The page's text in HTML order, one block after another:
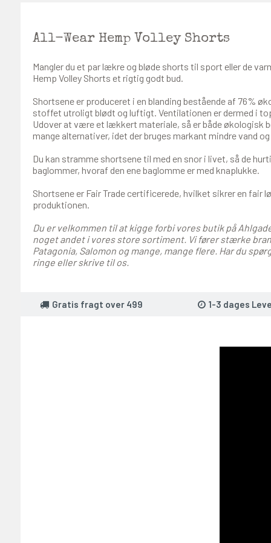
All-Wear Hemp Volley Shorts
Mangler du et par lækre og bløde shorts til sport eller de
Hemp Volley Shorts et rigtig godt bud.
Shortsene er produceret i en blanding bestående af 76%
stoffet utroligt blødt og luftigt. Ventilationen er dermed i
Udover at være et lækkert materiale, så er både økologisk
mange alternativer, idet der bruges markant mindre vand
Du kan stramme shortsene til med en snor i livet, så de
baglommer, hvoraf den ene baglomme er med knaplukke.
Shortsene er Fair Trade certificerede, hvilket sikrer en fair
produktionen.
Du er velkommen til at kigge forbi vores butik på
noget andet i vores store sortiment. Vi fører stærke
Patagonia, Salomon og mange, mange flere. Har du
ringe eller skrive til os.
Gratis fragt over 499 1-3 dages